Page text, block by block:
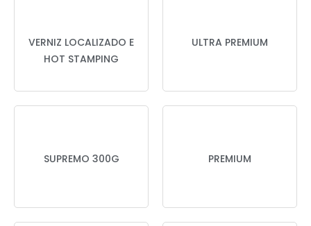
VERNIZ LOCALIZADO E
HOT STAMPING
ULTRA PREMIUM
SUPREMO 300G PREMIUM